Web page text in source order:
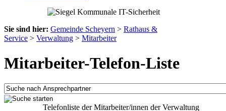
Sie sind hier: Gemeinde Scheyern > Rathaus &
Service > Verwaltung > Mitarbeiter
Mitarbeiter-Telefon-Liste
Telefonliste der Mitarbeiter/innen der Verwaltung